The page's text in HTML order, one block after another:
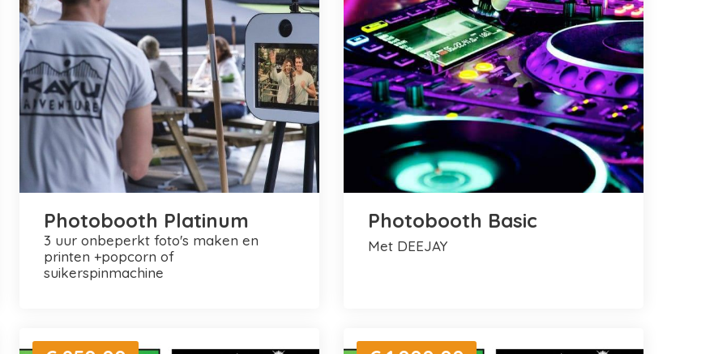
Photobooth Platinum
3 uur onbeperkt foto's maken en
printen +popcorn of
suikerspinmachine
Photobooth Basic
met DEEJAY